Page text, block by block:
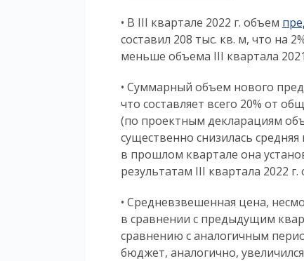
• В III квартале 2022 г. объем
составил 208 тыс. кв. м, что на
меньше объема III квартала
• Суммарный объем нового
что составляет всего 20% от
(по проектным декларациям
существенно снизилась
в прошлом квартале она
результатам III квартала 2022
• Средневзвешенная цена,
в сравнении с предыдущим
сравнению с аналогичным
бюджет, аналогично,